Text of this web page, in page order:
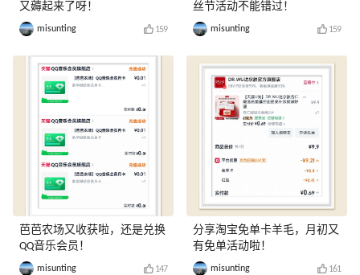
又薅起来了呀！
misunting 159
芭芭农场又收获啦，还是兑换
QQ音乐会员！
misunting 147
丝节活动不能错过！
misunting 159
分享淘宝免单卡羊毛，月初又
有免单活动啦！
misunting 161